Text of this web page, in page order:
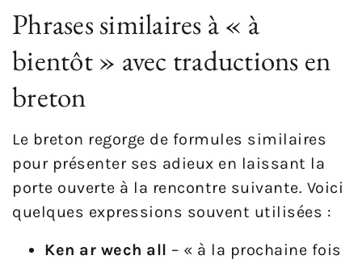
Phrases similaires à « à
bientôt » avec traductions en
breton
Le breton regorge de formules similaires
pour présenter ses adieux en laissant la
porte ouverte à la rencontre suivante. Voici
quelques expressions souvent utilisées :
Ken ar wech all – « à la prochaine fois